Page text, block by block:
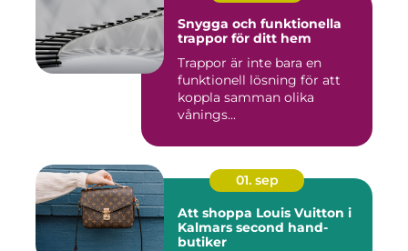
Snygga och funktionella
trappor för ditt hem
Trappor är inte bara en
funktionell lösning för att
koppla samman olika
vånings...
01. sep
Att shoppa Louis Vuitton i
Kalmars second hand-
butiker